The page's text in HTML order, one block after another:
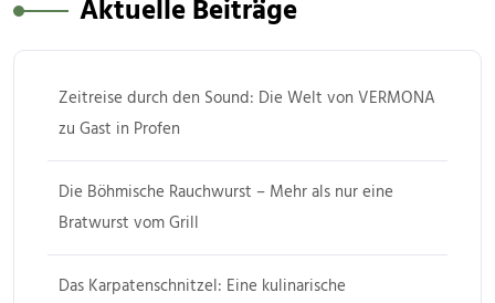
Aktuelle Beiträge
Zeitreise durch den Sound: Die Welt von VERMONA
zu Gast in Profen
Die Böhmische Rauchwurst – Mehr als nur eine
Bratwurst vom Grill
Das Karpatenschnitzel: Eine kulinarische